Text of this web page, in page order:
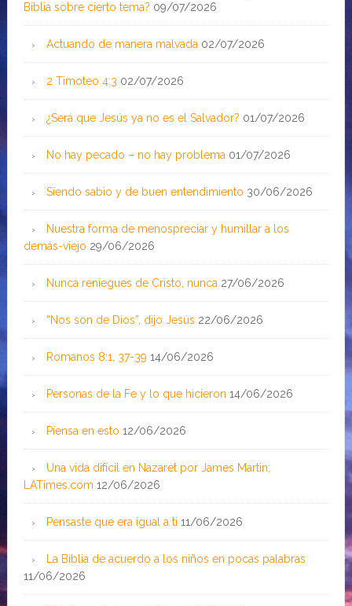
Biblia sobre cierto tema? 09/07/2026
Actuando de manera malvada 02/07/2026
2 Timoteo 4:3 02/07/2026
¿Será que Jesús ya no es el Salvador? 01/07/2026
No hay pecado – no hay problema 01/07/2026
Siendo sabio y de buen entendimiento 30/06/2026
Nuestra forma de menospreciar y humillar a los
demás-viejo 29/06/2026
Nunca reniegues de Cristo, nunca 27/06/2026
“Nos son de Dios”, dijo Jesús 22/06/2026
Romanos 8:1, 37-39 14/06/2026
Personas de la Fe y lo que hicieron 14/06/2026
Piensa en esto 12/06/2026
Una vida difícil en Nazaret por James Martin;
LATimes.com 12/06/2026
Pensaste que era igual a ti 11/06/2026
La Biblia de acuerdo a los niños en pocas palabras
11/06/2026